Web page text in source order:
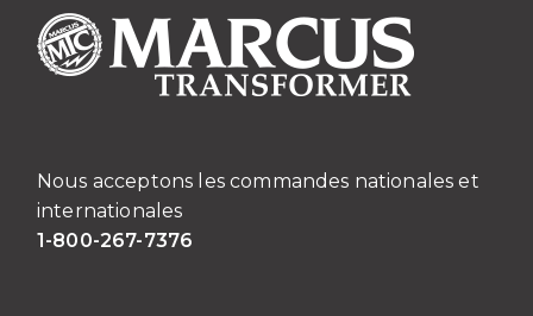
Nous acceptons les commandes nationales et
internationales
1-800-267-7376